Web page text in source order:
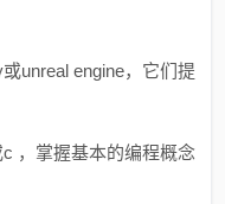
unreal engine，它们提
，掌握基本的编程概念